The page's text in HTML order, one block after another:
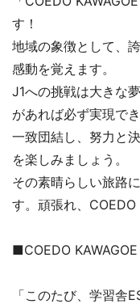
す！
地域の象徴として、
感動を覚えます。
J1への挑戦は大きな
があれば必ず実現で
一致団結し、努力と
を楽しみましょう。
その素晴らしい旅路
す。頑張れ、COEDO
■COEDO
「このたび、学習舎